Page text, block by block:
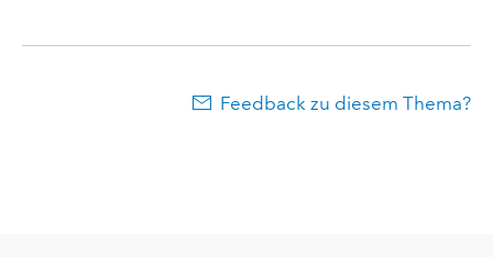
Feedback zu diesem Thema?